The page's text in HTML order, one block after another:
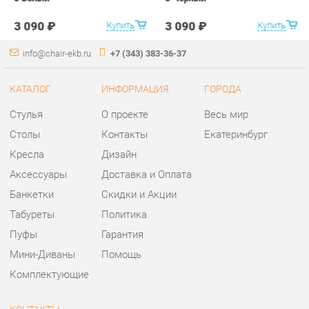
Столы
Кресла
Аксессуары
Банкетки
Комплектующие
Контакты
Дизайн
Доставка и Оплата
Скидки и Акции
Екатеринбург
КОНТАКТЫ
Шоурум и склад самовывоза
Адрес: г. Екатеринбург,
ул.Металлургов, 84
Телефон: +7 (343) 383-36-37